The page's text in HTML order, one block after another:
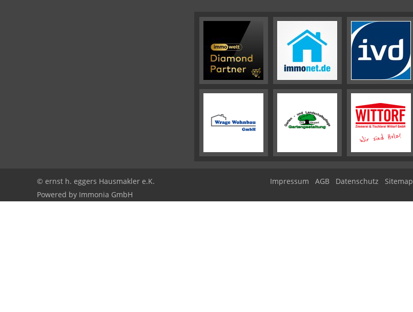
© ernst h. eggers Hausmakler e.K.
Powered by Immonia GmbH
Impressum AGB Datenschutz Sitemap